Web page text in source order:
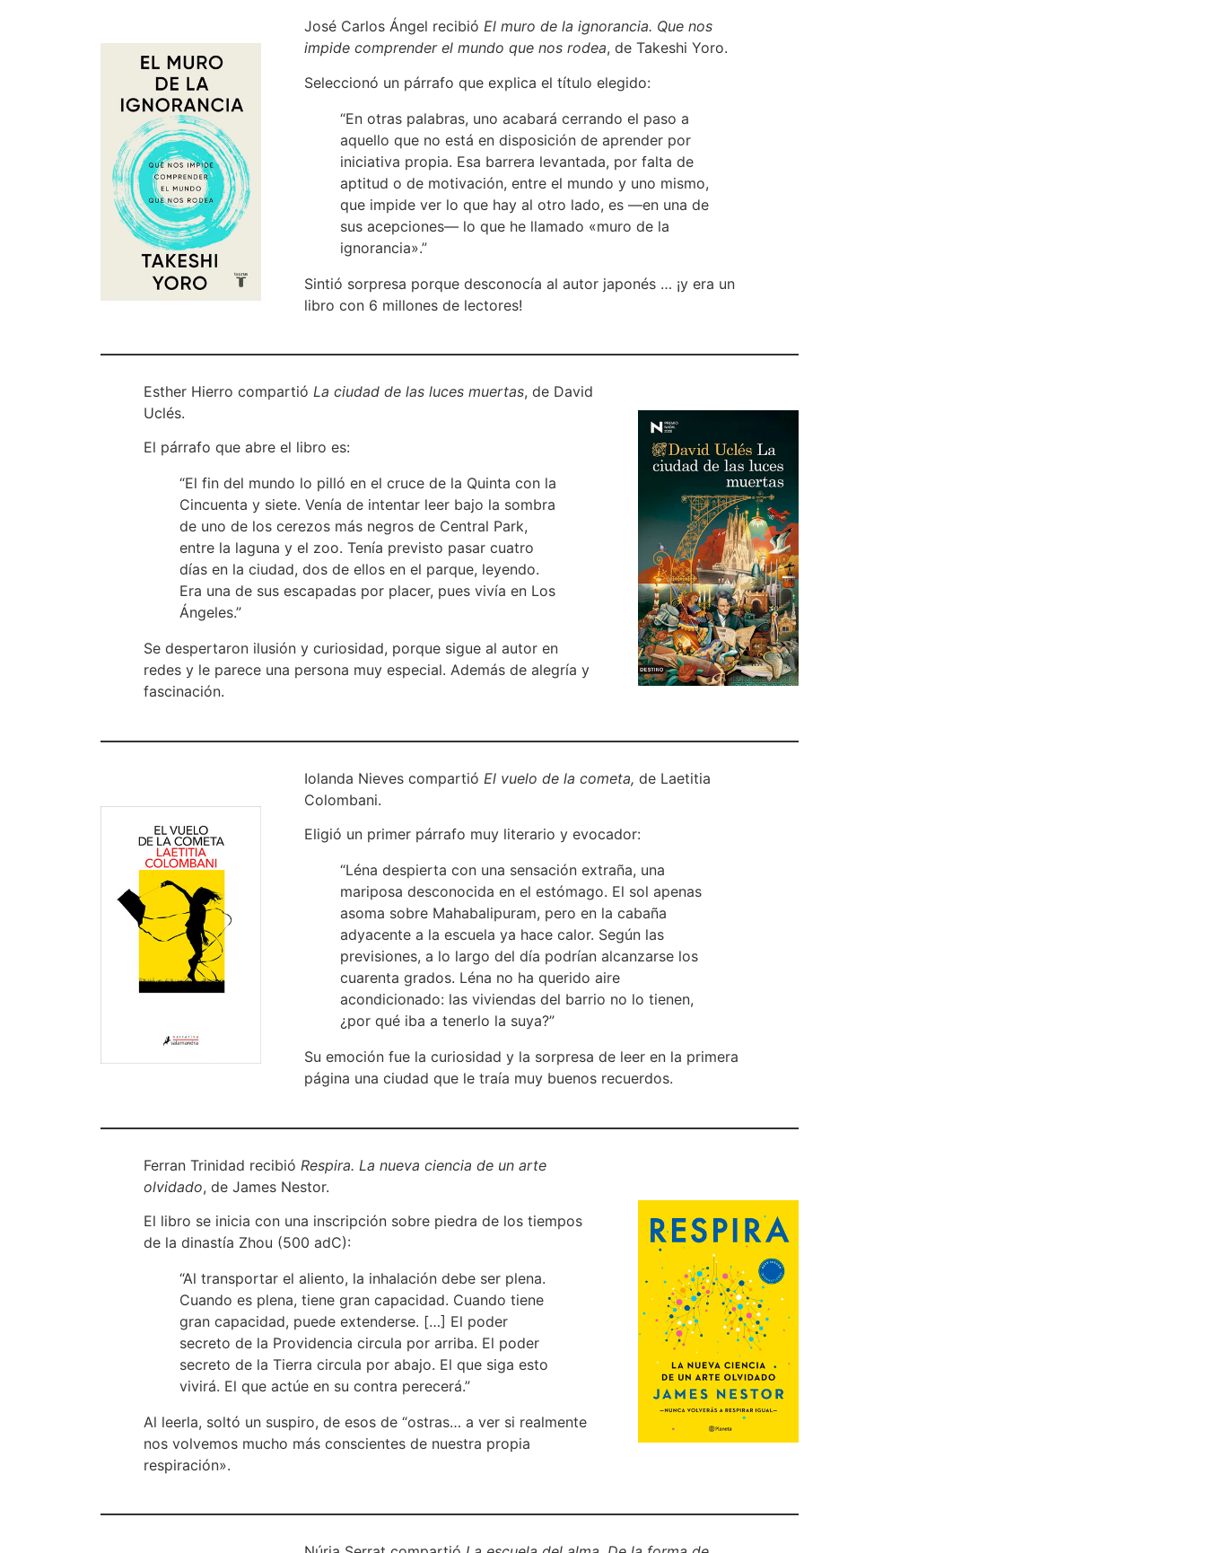
José Carlos Ángel recibió El muro de la ignorancia. Que nos
impide comprender el mundo que nos rodea, de Takeshi Yoro.
Seleccionó un párrafo que explica el título elegido:
“En otras palabras, uno acabará cerrando el paso a
aquello que no está en disposición de aprender por
iniciativa propia. Esa barrera levantada, por falta de
aptitud o de motivación, entre el mundo y uno mismo,
que impide ver lo que hay al otro lado, es —en una de
sus acepciones— lo que he llamado «muro de la
ignorancia».”
Sintió sorpresa porque desconocía al autor japonés … ¡y era un
libro con 6 millones de lectores!
Esther Hierro compartió La ciudad de las luces muertas, de David
Uclés.
El párrafo que abre el libro es:
“El fin del mundo lo pilló en el cruce de la Quinta con la
Cincuenta y siete. Venía de intentar leer bajo la sombra
de uno de los cerezos más negros de Central Park,
entre la laguna y el zoo. Tenía previsto pasar cuatro
días en la ciudad, dos de ellos en el parque, leyendo.
Era una de sus escapadas por placer, pues vivía en Los
Ángeles.”
Se despertaron ilusión y curiosidad, porque sigue al autor en
redes y le parece una persona muy especial. Además de alegría y
fascinación.
Iolanda Nieves compartió El vuelo de la cometa, de Laetitia
Colombani.
Eligió un primer párrafo muy literario y evocador:
“Léna despierta con una sensación extraña, una
mariposa desconocida en el estómago. El sol apenas
asoma sobre Mahabalipuram, pero en la cabaña
adyacente a la escuela ya hace calor. Según las
previsiones, a lo largo del día podrían alcanzarse los
cuarenta grados. Léna no ha querido aire
acondicionado: las viviendas del barrio no lo tienen,
¿por qué iba a tenerlo la suya?”
Su emoción fue la curiosidad y la sorpresa de leer en la primera
página una ciudad que le traía muy buenos recuerdos.
Ferran Trinidad recibió Respira. La nueva ciencia de un arte
olvidado, de James Nestor.
El libro se inicia con una inscripción sobre piedra de los tiempos
de la dinastía Zhou (500 adC):
“Al transportar el aliento, la inhalación debe ser plena.
Cuando es plena, tiene gran capacidad. Cuando tiene
gran capacidad, puede extenderse. […] El poder
secreto de la Providencia circula por arriba. El poder
secreto de la Tierra circula por abajo. El que siga esto
vivirá. El que actúe en su contra perecerá.”
Al leerla, soltó un suspiro, de esos de “ostras… a ver si realmente
nos volvemos mucho más conscientes de nuestra propia
respiración».